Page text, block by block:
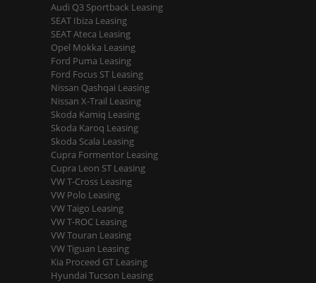
Audi Q3 Sportback Leasing
SEAT Ibiza Leasing
SEAT Ateca Leasing
Opel Mokka Leasing
Ford Puma Leasing
Ford Focus ST Leasing
Nissan Qashqai Leasing
Nissan X-Trail Leasing
Skoda Kamiq Leasing
Skoda Karoq Leasing
Skoda Scala Leasing
Cupra Formentor Leasing
Cupra Leon ST Leasing
VW T-Cross Leasing
VW Polo Leasing
VW Taigo Leasing
VW T-ROC Leasing
VW Touran Leasing
VW Tiguan Leasing
Kia Proceed GT Leasing
Hyundai Tucson Leasing